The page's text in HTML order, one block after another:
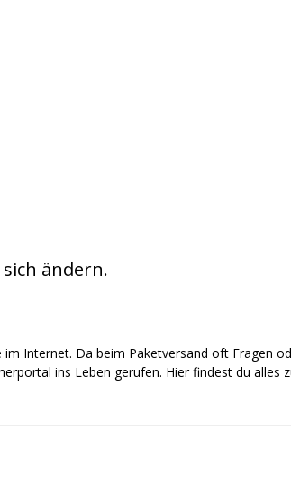
ändern.
Internet. Da beim Paketversand oft Fragen
ins Leben gerufen. Hier findest du alles